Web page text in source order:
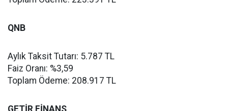
QNB
Aylık Taksit Tutarı: 5.787 TL
Faiz Oranı: %3,59
Toplam Ödeme: 208.917 TL
GETİR FİNANS